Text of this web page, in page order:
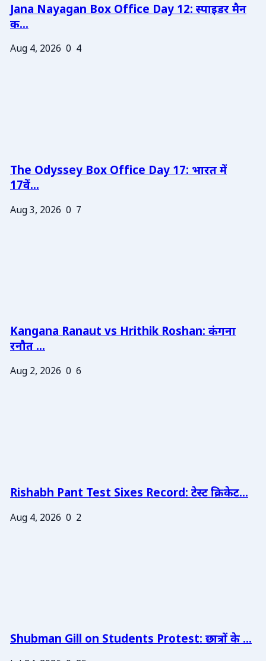
Jana Nayagan Box Office Day 12: स्पाइडर मैन
क...
Aug 4, 2026 0 4
The Odyssey Box Office Day 17: भारत में
17वें...
Aug 3, 2026 0 7
Kangana Ranaut vs Hrithik Roshan: कंगना
रनौत ...
Aug 2, 2026 0 6
Rishabh Pant Test Sixes Record: टेस्ट क्रिकेट...
Aug 4, 2026 0 2
Shubman Gill on Students Protest: छात्रों के ...